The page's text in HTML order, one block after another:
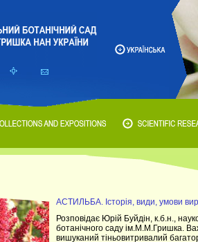
АСТИЛЬБА. Історія, види, умови
Розповідає Юрій Буйдін, к.б.н.,
ботанічного саду ім.М.М.Гришка.
вишуканий тіньовитривалий